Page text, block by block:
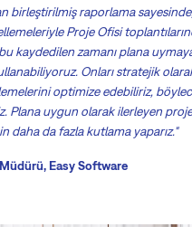
birleştirilmiş raporlama
Proje Ofisi
kaydedilen zamanı plana
Onları stratejik
optimize edebiliriz,
Plana uygun olarak ilerleyen
daha da fazla kutlama yaparız."
Easy Software